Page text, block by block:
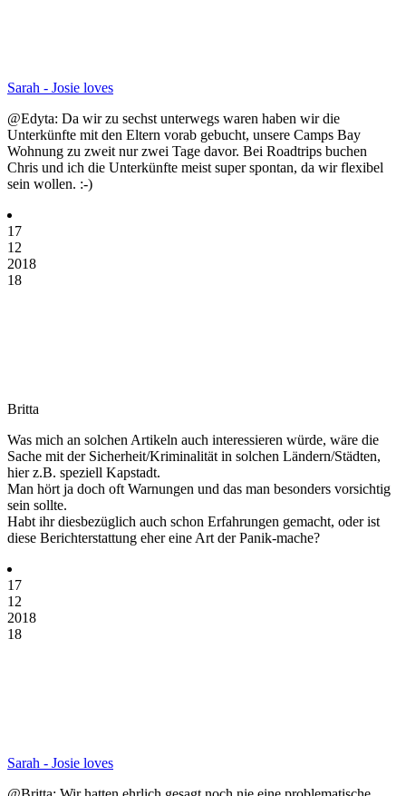
Sarah - Josie loves
@Edyta: Da wir zu sechst unterwegs waren haben wir die
Unterkünfte mit den Eltern vorab gebucht, unsere Camps Bay
Wohnung zu zweit nur zwei Tage davor. Bei Roadtrips buchen
Chris und ich die Unterkünfte meist super spontan, da wir flexibel
sein wollen. :-)
17
12
2018
18
Britta
Was mich an solchen Artikeln auch interessieren würde, wäre die
Sache mit der Sicherheit/Kriminalität in solchen Ländern/Städten,
hier z.B. speziell Kapstadt.
Man hört ja doch oft Warnungen und das man besonders vorsichtig
sein sollte.
Habt ihr diesbezüglich auch schon Erfahrungen gemacht, oder ist
diese Berichterstattung eher eine Art der Panik-mache?
17
12
2018
18
Sarah - Josie loves